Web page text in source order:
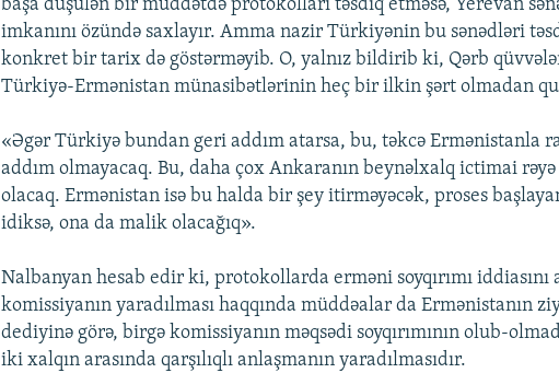
başa düşülən bir müddətdə protokolları təsdiq etməsə, Yerevan
imkanını özündə saxlayır. Amma nazir Türkiyənin bu sənədləri
konkret bir tarix də göstərməyib. O, yalnız bildirib ki, Qərb
Türkiyə-Ermənistan münasibətlərinin heç bir ilkin şərt olmadan
«Əgər Türkiyə bundan geri addım atarsa, bu, təkcə Ermənistanla
addım olmayacaq. Bu, daha çox Ankaranın beynəlxalq ictimai
olacaq. Ermənistan isə bu halda bir şey itirməyəcək, proses
idiksə, ona da malik olacağıq».
Nalbanyan hesab edir ki, protokollarda erməni soyqırımı iddiasını
komissiyanın yaradılması haqqında müddəalar da Ermənistanın
dediyinə görə, birgə komissiyanın məqsədi soyqırımının olub-
iki xalqın arasında qarşılıqlı anlaşmanın yaradılmasıdır.